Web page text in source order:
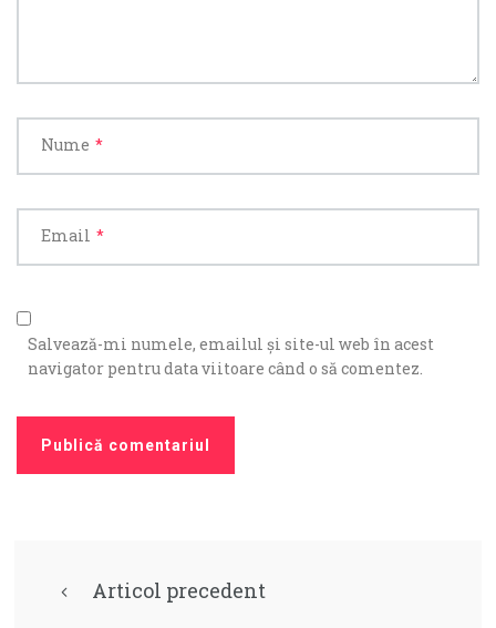
Nume *
Email *
Salvează-mi numele, emailul și site-ul web în acest
navigator pentru data viitoare când o să comentez.
Articol precedent